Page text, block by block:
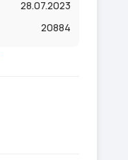
28.07.2023
20884